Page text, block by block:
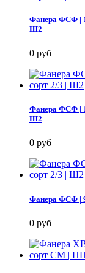
Фанера ФСФ |
Ш2
0 руб
Фанера ФСФ |
Ш2
0 руб
Фанера ФСФ |
0 руб